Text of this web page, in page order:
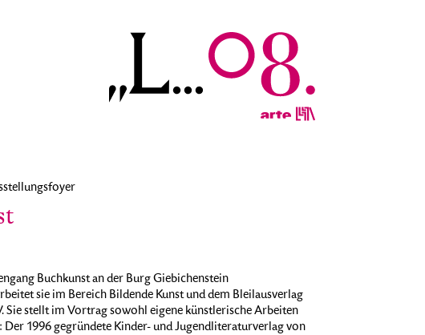
Buchkunst an der Burg Giebichenstein
sie im Bereich Bildende Kunst und dem Bleilausverlag
Sie stellt im Vortrag sowohl eigene künstlerische Arbeiten
1996 gegründete Kinder- und Jugendliteraturverlag von